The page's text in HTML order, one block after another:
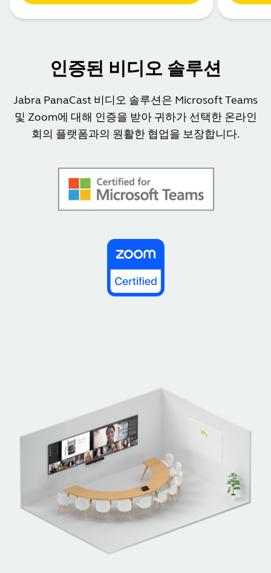
인증된 비디오 솔루션
Jabra PanaCast 비디오 솔루션은 Microsoft Teams
및 Zoom에 대해 인증을 받아 귀하가 선택한 온라인
회의 플랫폼과의 원활한 협업을 보장합니다.